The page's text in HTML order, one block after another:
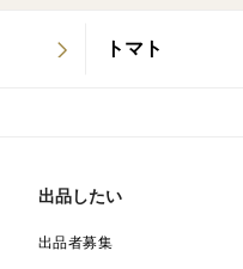
トマト
出品したい
出品者募集